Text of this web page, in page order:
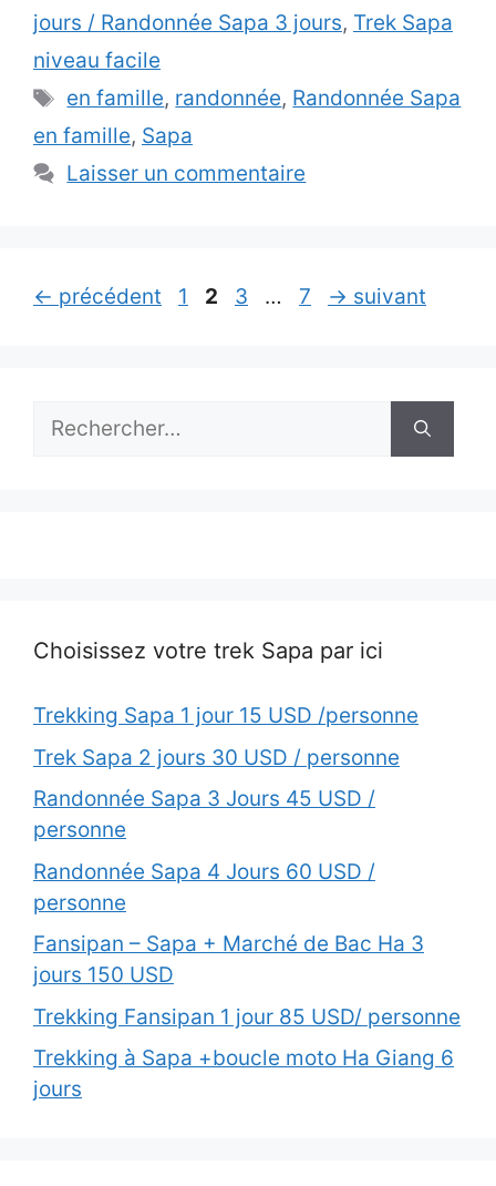
jours / Randonnée Sapa 3 jours, Trek Sapa
niveau facile
Étiquettes
en famille, randonnée, Randonnée Sapa
en famille, Sapa
Laisser un commentaire
← précédent Page
1 Page
2 Page
3 … Page
7 → suivant
Rechercher :
Choisissez votre trek Sapa par ici
Trekking Sapa 1 jour 15 USD /personne
Trek Sapa 2 jours 30 USD / personne
Randonnée Sapa 3 Jours 45 USD /
personne
Randonnée Sapa 4 Jours 60 USD /
personne
Fansipan – Sapa + Marché de Bac Ha 3
jours 150 USD
Trekking Fansipan 1 jour 85 USD/ personne
Trekking à Sapa +boucle moto Ha Giang 6
jours